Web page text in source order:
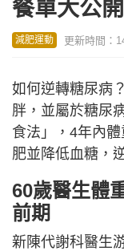
餐單大公開
減肥運動 更新時間：
如何逆轉糖尿病
胖，並屬於糖尿
食法」，4年內
肥並降低血糖，
60歲醫生體
前期
新陳代謝科醫生